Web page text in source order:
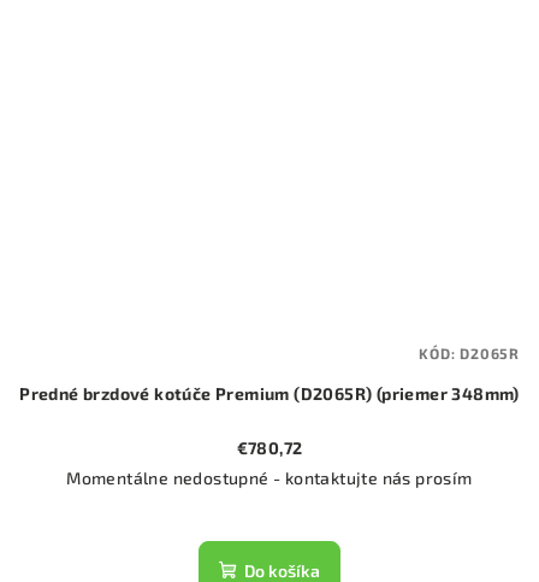
Predné brzdové kotúče Premium (D2065R) (priemer 348mm)
€780,72
Momentálne nedostupné - kontaktujte nás prosím
Do košíka
KÓD:D2065R